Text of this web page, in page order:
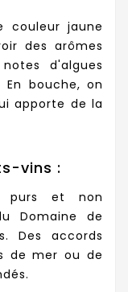
couleur jaune
des arômes
d'algues
bouche, on
apporte de la
vins :
purs et non
Domaine de
Des accords
de mer ou de